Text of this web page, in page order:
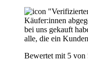
Käufer:innen
bei uns gekauft
alle, die ein
Bewertet mit 5 von